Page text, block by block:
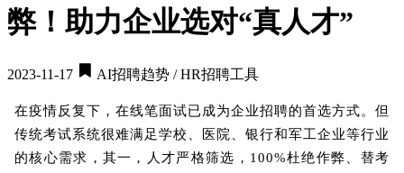
弊！助力企业选对“真人才”
2023-11-17 AI招聘趋势 / HR招聘工具
在疫情反复下，在线笔面试已成为企业招聘的首选方式。但
传统考试系统很难满足学校、医院、银行和军工企业等行业
的核心需求，其一，人才严格筛选，100%杜绝作弊、替考